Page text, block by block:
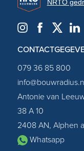
NRTO
079 36 85 800
Antonie van
38 A 10
2408 AN, Alphen
Whatsapp